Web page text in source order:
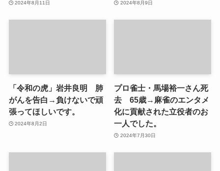
2024年8月11日 2024年8月9日
「令和の虎」岩井良明 肺
がんを告白→負けないで頑
張ってほしいです。
2024年8月2日
プロ雀士・馬場裕一さん死
去 65歳→麻雀のエンタメ
化に貢献された立役者のお
一人でした。
2024年7月30日